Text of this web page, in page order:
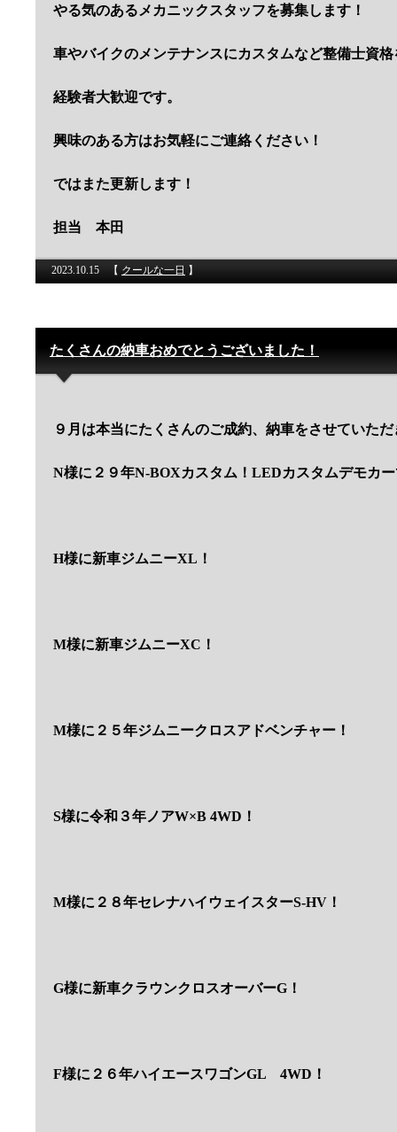
やる気のあるメカニックスタッフを募集します！
車やバイクのメンテナンスにカスタムなど整備士資
経験者大歓迎です。
興味のある方はお気軽にご連絡ください！
ではまた更新します！
担当 本田
2023.10.15 【 クールな一日 】
たくさんの納車おめでとうございました！
９月は本当にたくさんのご成約、納車をさせていた
N様に２９年N-BOXカスタム！LEDカスタムデモカ
H様に新車ジムニーXL！
M様に新車ジムニーXC！
M様に２５年ジムニークロスアドベンチャー！
S様に令和３年ノアW×B 4WD！
M様に２８年セレナハイウェイスターS-HV！
G様に新車クラウンクロスオーバーG！
F様に２６年ハイエースワゴンGL 4WD！